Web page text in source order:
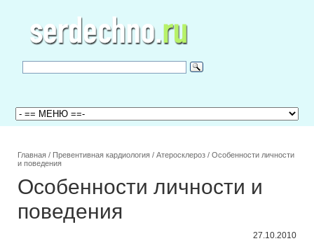
Главная / Превентивная кардиология / Атеросклероз / Особенности личности
и поведения
Особенности личности и
поведения
27.10.2010